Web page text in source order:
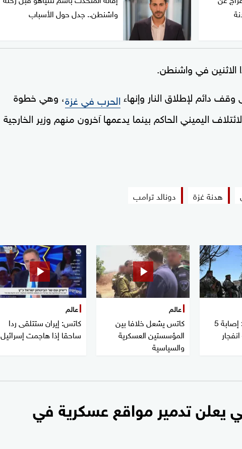
واشنطن.. جدل حول الأسباب
الاثنين في واشنطن.
دائم لإطلاق النار وإنهاء الحرب في غزة، وهي خطوة
اليميني الحاكم بينما يدعمها آخرون منهم وزير الخارجية
هدنة غزة دونالد ترامب
الجيش اللبناني: إصابة 5
عالم
كاتس يشعل خلافا بين
المؤسستين العسكرية
والسياسية
عالم
كاتس: إيران ستتلقى ردا
ساحقا إذا هاجمت إسرائيل
يعلن تدمير مواقع عسكرية في